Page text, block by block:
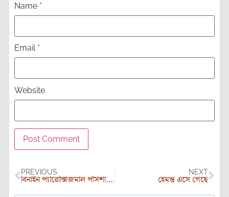
Name *
Email *
Website
PREVIOUS
বিনাইন প্যারোক্সিজমাল পসিশানাল ভার্টাইগো
NEXT
হেমন্ত এসে গেছে